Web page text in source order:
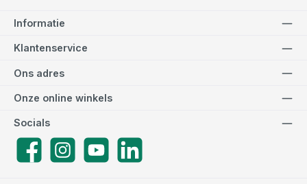
Informatie
Klantenservice
Ons adres
Socials
FacebookInstagramYouTube
Onze online winkels